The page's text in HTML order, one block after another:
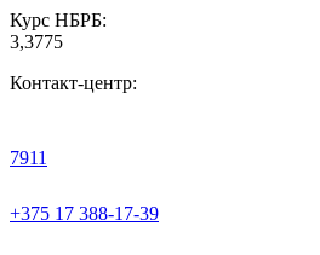
Курс НБРБ:
3,3775
Контакт-центр:
7911
+375 17 388-17-39